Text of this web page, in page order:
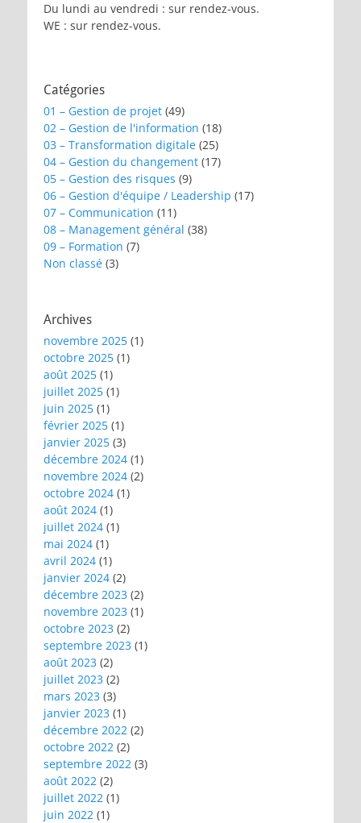
Du lundi au vendredi : sur rendez-vous.
WE : sur rendez-vous.
Catégories
01 – Gestion de projet (49)
02 – Gestion de l'information (18)
03 – Transformation digitale (25)
04 – Gestion du changement (17)
05 – Gestion des risques (9)
06 – Gestion d'équipe / Leadership (17)
07 – Communication (11)
08 – Management général (38)
09 – Formation (7)
Non classé (3)
Archives
novembre 2025 (1)
octobre 2025 (1)
août 2025 (1)
juillet 2025 (1)
juin 2025 (1)
février 2025 (1)
janvier 2025 (3)
décembre 2024 (1)
novembre 2024 (2)
octobre 2024 (1)
août 2024 (1)
juillet 2024 (1)
mai 2024 (1)
avril 2024 (1)
janvier 2024 (2)
décembre 2023 (2)
novembre 2023 (1)
octobre 2023 (2)
septembre 2023 (1)
août 2023 (2)
juillet 2023 (2)
mars 2023 (3)
janvier 2023 (1)
décembre 2022 (2)
octobre 2022 (2)
septembre 2022 (3)
août 2022 (2)
juillet 2022 (1)
juin 2022 (1)